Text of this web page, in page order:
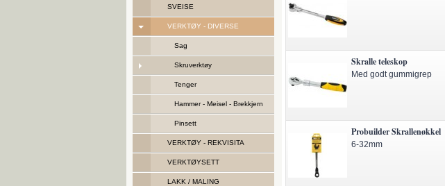
SVEISE
VERKTØY - DIVERSE
Sag
Skruverktøy
Tenger
Hammer - Meisel - Brekkjern
Pinsett
VERKTØY - REKVISITA
VERKTØYSETT
LAKK / MALING
Skralle teleskop
Med godt gummigrep
Probuilder Skrallenøkkel
6-32mm